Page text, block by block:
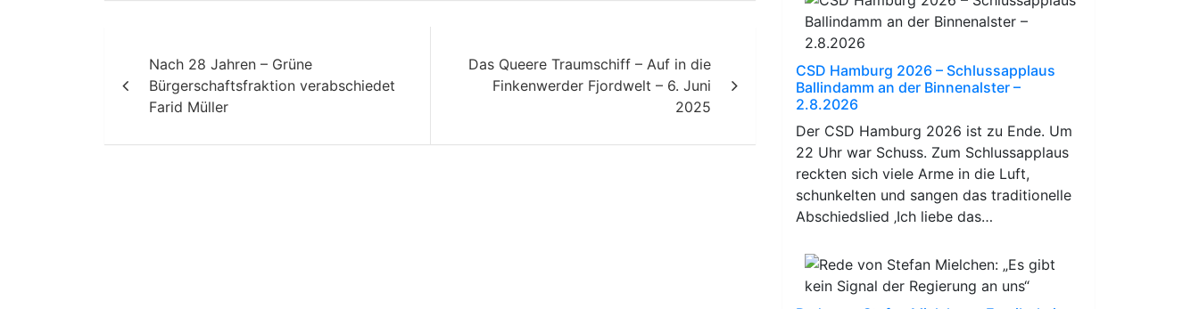
Nach 28 Jahren – Grüne
Bürgerschaftsfraktion verabschiedet
Farid Müller
Das Queere Traumschiff – Auf in die
Finkenwerder Fjordwelt – 6. Juni
2025
CSD Hamburg 2026 – Schlussapplaus
Ballindamm an der Binnenalster –
2.8.2026
Der CSD Hamburg 2026 ist zu Ende. Um
22 Uhr war Schuss. Zum Schlussapplaus
reckten sich viele Arme in die Luft,
schunkelten und sangen das traditionelle
Abschiedslied ‚Ich liebe das…